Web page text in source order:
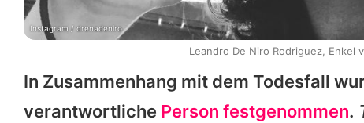
In Zusammenhang mit dem Todesfall
verantwortliche Person festgenommen.
Instagram / drenadeniro
Leandro De Niro Rodriguez, Enkel